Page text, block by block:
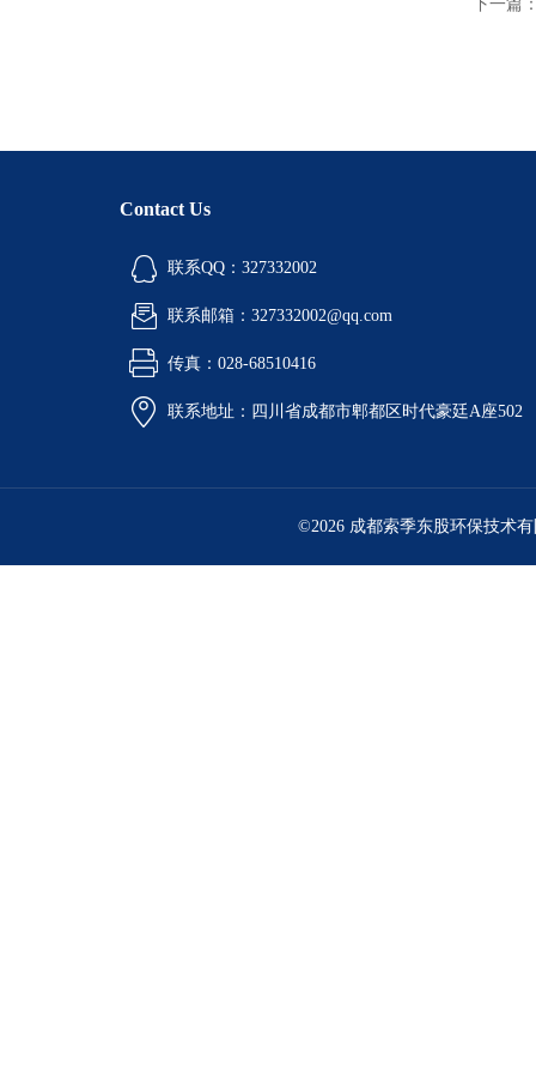
下一篇
Contact Us
联系QQ：327332002
联系邮箱：327332002@qq.com
传真：028-68510416
联系地址：四川省成都市郫都区时代豪廷A座502
©2026 成都索季东股环保技术